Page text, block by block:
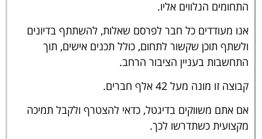
התחומים הנלווים אליו.
אנו מעודדים כל חבר לפרסם שאלות, להשתתף בדיונים
ולשתף תוכן שקשור לתחום, כולל תכנים אישים, תוך
התחשבות בעניין הציבור הרחב.
קבוצה זו מונה מעל 42 אלף חברים.
אם אתם משווקים בדיגטל, כדאי להצטרף ולקבל תמיכה
מקצועית כשתדרשו לכך.